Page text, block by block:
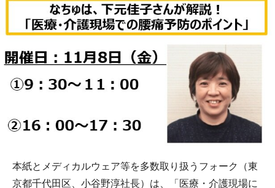
本紙とメディカルウェア等を多数取り扱うフォーク（東
京都千代田区、小谷野淳社長）は、「医療・介護現場に